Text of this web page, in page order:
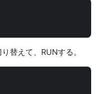
替えて、RUNする。